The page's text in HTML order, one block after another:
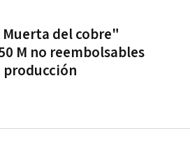
Muerta del cobre"
M no reembolsables
producción